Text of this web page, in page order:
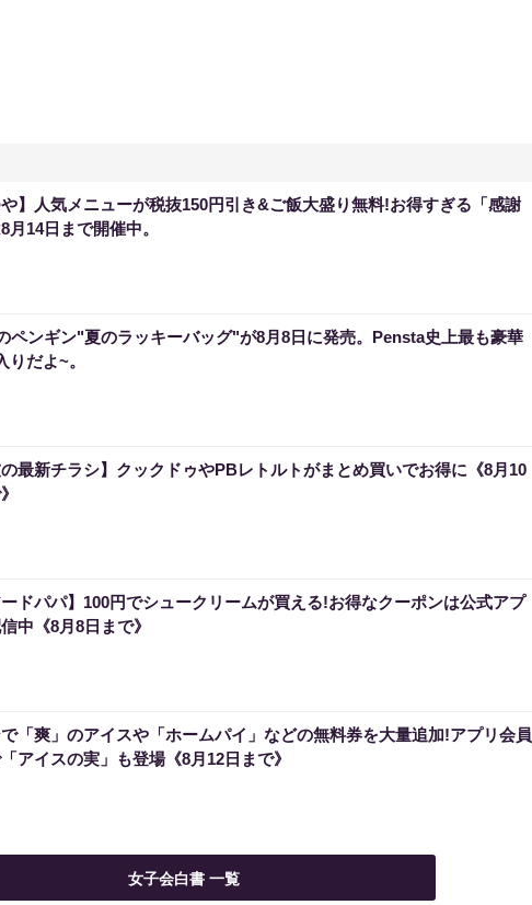
や】人気メニューが税抜150円引き&ご飯大盛り無料!お得すぎる「感謝
月14日まで開催中。
ペンギン"夏のラッキーバッグ"が8月8日に発売。Pensta史上最も豪華
りだよ~。
の最新チラシ】クックドゥやPBレトルトがまとめ買いでお得に《8月10
ードパパ】100円でシュークリームが買える!お得なクーポンは公式アプ
中《8月8日まで》
「爽」のアイスや「ホームパイ」などの無料券を大量追加!アプリ会員
アイスの実」も登場《8月12日まで》
女子会白書 一覧